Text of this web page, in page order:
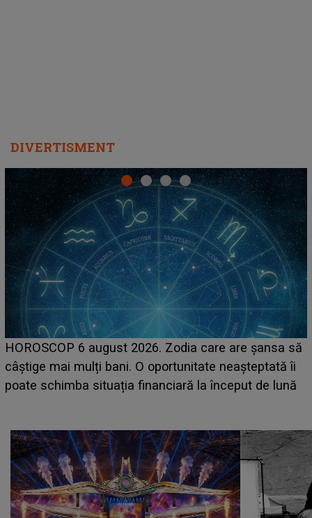
DIVERTISMENT
LINE-UP UNTOLD ONE, prima zi. Cine sunt artiștii
care deschid festivalul și de la ce ore au loc cele mai
așteptate concerte pe scena principală?